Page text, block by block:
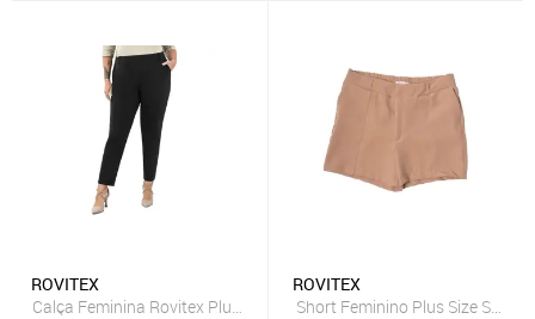
ROVITEX
Calça Feminina Rovitex Plus Size Alfaiataria Preto
ROVITEX
Short Feminino Plus Size